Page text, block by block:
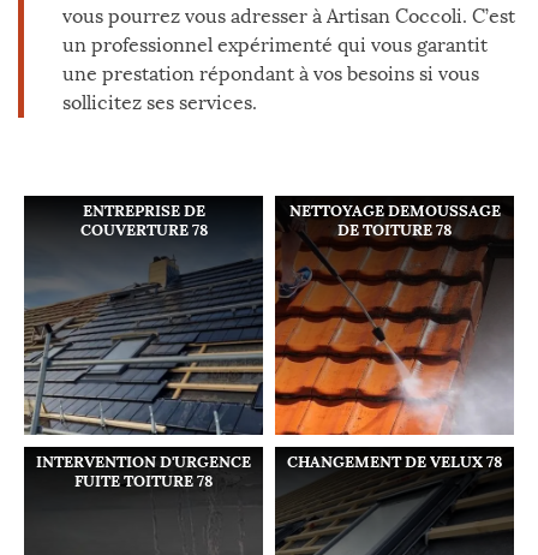
vous pourrez vous adresser à Artisan Coccoli. C’est
un professionnel expérimenté qui vous garantit
une prestation répondant à vos besoins si vous
sollicitez ses services.
ENTREPRISE DE
COUVERTURE 78
NETTOYAGE DEMOUSSAGE
DE TOITURE 78
INTERVENTION D'URGENCE
FUITE TOITURE 78
CHANGEMENT DE VELUX 78